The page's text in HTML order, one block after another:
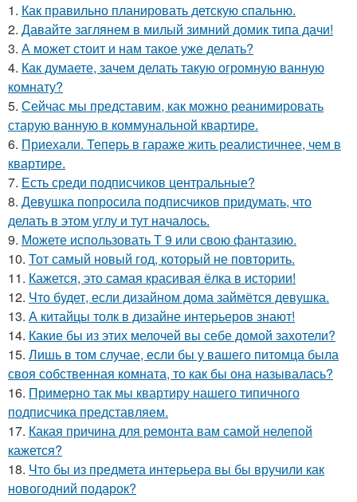
1. Как правильно планировать детскую спальню.
2. Давайте заглянем в милый зимний домик типа дачи!
3. А может стоит и нам такое уже делать?
4. Как думаете, зачем делать такую огромную ванную
комнату?
5. Сейчас мы представим, как можно реанимировать
старую ванную в коммунальной квартире.
6. Приехали. Теперь в гараже жить реалистичнее, чем в
квартире.
7. Есть среди подписчиков центральные?
8. Девушка попросила подписчиков придумать, что
делать в этом углу и тут началось.
9. Можете использовать Т 9 или свою фантазию.
10. Тот самый новый год, который не повторить.
11. Кажется, это самая красивая ёлка в истории!
12. Что будет, если дизайном дома займётся девушка.
13. А китайцы толк в дизайне интерьеров знают!
14. Какие бы из этих мелочей вы себе домой захотели?
15. Лишь в том случае, если бы у вашего питомца была
своя собственная комната, то как бы она называлась?
16. Примерно так мы квартиру нашего типичного
подписчика представляем.
17. Какая причина для ремонта вам самой нелепой
кажется?
18. Что бы из предмета интерьера вы бы вручили как
новогодний подарок?